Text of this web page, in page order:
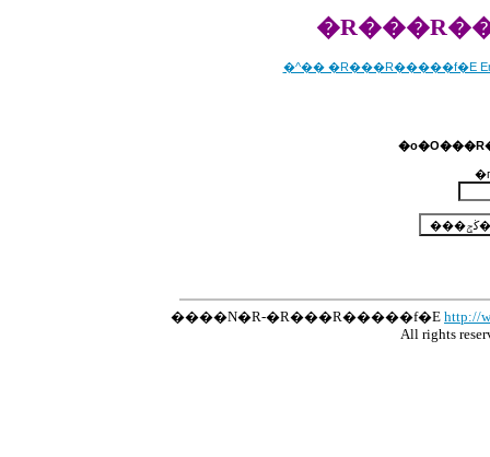
�^�� �R���R�����f�E
����N�R-�R���R�����f�E http://
All rights